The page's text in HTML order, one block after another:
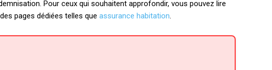
Pour ceux qui souhaitent approfondir, vous pouvez lire
pages dédiées telles que assurance habitation.